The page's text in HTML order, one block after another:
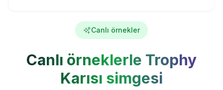
Canlı örnekler
Canlı örneklerle Trophy
Karısı simgesi